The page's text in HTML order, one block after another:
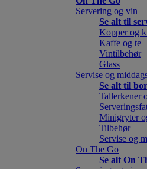
Servering og vin
Se alt til
Kopper og
Kaffe og te
Vintilbehør
Glass
Servise og
Se alt til
Tallerkener
Minigryter
Tilbehør
Servise og
On The Go
Se alt On